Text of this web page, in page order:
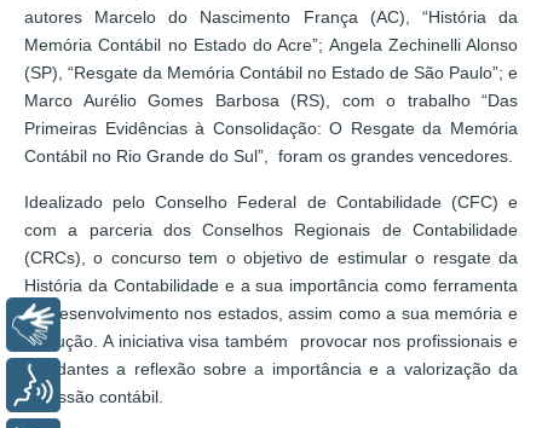
autores Marcelo do Nascimento França (AC), “História da
Memória Contábil no Estado do Acre”; Angela Zechinelli Alonso
(SP), “Resgate da Memória Contábil no Estado de São Paulo”; e
Marco Aurélio Gomes Barbosa (RS), com o trabalho “Das
Primeiras Evidências à Consolidação: O Resgate da Memória
Contábil no Rio Grande do Sul”, foram os grandes vencedores.
Idealizado pelo Conselho Federal de Contabilidade (CFC) e
com a parceria dos Conselhos Regionais de Contabilidade
(CRCs), o concurso tem o objetivo de estimular o resgate da
História da Contabilidade e a sua importância como ferramenta
de desenvolvimento nos estados, assim como a sua memória e
evolução. A iniciativa visa também provocar nos profissionais e
estudantes a reflexão sobre a importância e a valorização da
profissão contábil.
Libras